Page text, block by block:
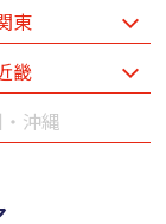
東
畿
沖縄